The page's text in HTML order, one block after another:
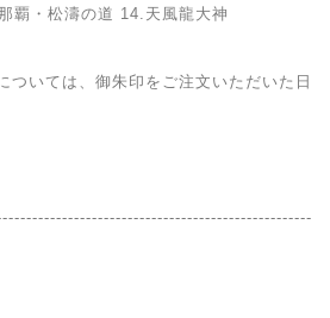
覇・松濤の道 14.天風龍大神
いては、御朱印をご注文いただいた日